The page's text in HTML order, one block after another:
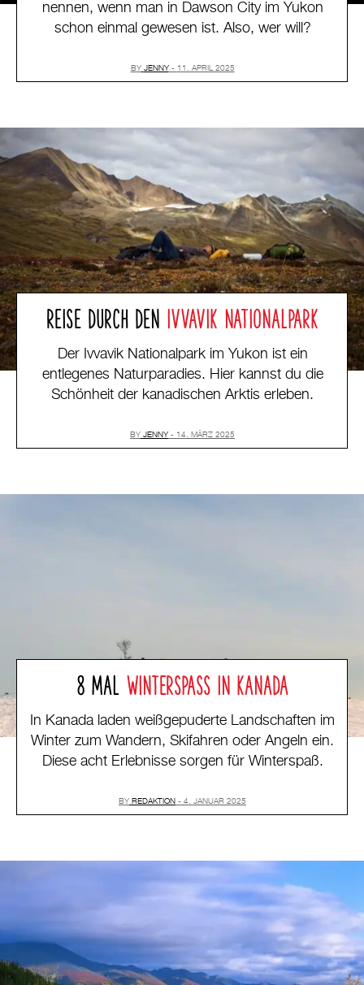
nennen, wenn man in Dawson City im Yukon
schon einmal gewesen ist. Also, wer will?
BY JENNY 11. APRIL 2025
REISE DURCH DEN IVVAVIK NATIONALPARK
Der Ivvavik Nationalpark im Yukon ist ein
entlegenes Naturparadies. Hier kannst du die
Schönheit der kanadischen Arktis erleben.
BY JENNY 14. MÄRZ 2025
8 MAL WINTERSPASS IN KANADA
In Kanada laden weißgepuderte Landschaften im
Winter zum Wandern, Skifahren oder Angeln ein.
Diese acht Erlebnisse sorgen für Winterspaß.
BY REDAKTION 4. JANUAR 2025